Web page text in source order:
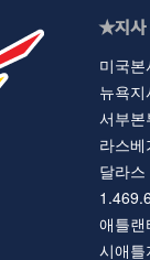
★지사
미국
뉴욕
서부
라스
달라
애틀
시애